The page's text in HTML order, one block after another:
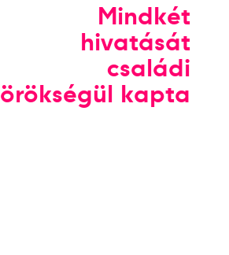
Mindkét
hivatását
családi
örökségül kapta